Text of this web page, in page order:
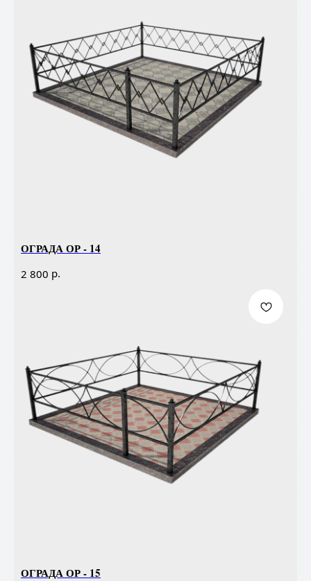
ОГРАДА ОР - 14
2 800 р.
ОГРАДА ОР - 15